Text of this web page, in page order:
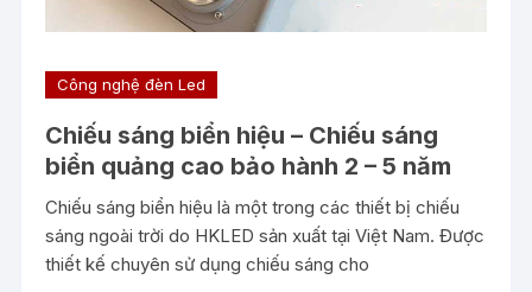
Công nghệ đèn Led
Chiếu sáng biển hiệu – Chiếu sáng
biển quảng cao bảo hành 2 – 5 năm
Chiếu sáng biển hiệu là một trong các thiết bị chiếu
sáng ngoài trời do HKLED sản xuất tại Việt Nam. Được
thiết kế chuyên sử dụng chiếu sáng cho